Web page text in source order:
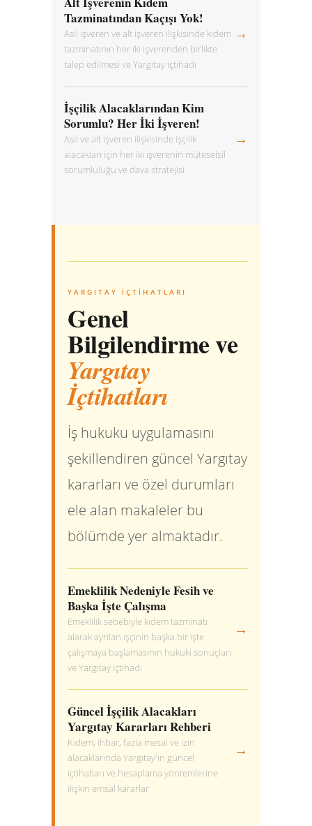
Tazminatından Kaçışı Yok!
Asıl işveren ve alt işveren ilişkisinde kıdem
tazminatının her iki işverenden birlikte
talep edilmesi ve Yargıtay içtihadı
→
İşçilik Alacaklarından Kim
Sorumlu? Her İki İşveren!
Asıl ve alt işveren ilişkisinde işçilik
alacakları için her iki işverenin müteselsil
sorumluluğu ve dava stratejisi
→
YARGITAY İÇTIHATLARI
Genel
Bilgilendirme ve
Yargıtay
İçtihatları
İş hukuku uygulamasını
şekillendiren güncel Yargıtay
kararları ve özel durumları
ele alan makaleler bu
bölümde yer almaktadır.
Emeklilik Nedeniyle Fesih ve
Başka İşte Çalışma
Emeklilik sebebiyle kıdem tazminatı
alarak ayrılan işçinin başka bir işte
çalışmaya başlamasının hukuki sonuçları
ve Yargıtay içtihadı
→
Güncel İşçilik Alacakları
Yargıtay Kararları Rehberi
Kıdem, ihbar, fazla mesai ve izin
alacaklarında Yargıtay'ın güncel
içtihatları ve hesaplama yöntemlerine
ilişkin emsal kararlar
→